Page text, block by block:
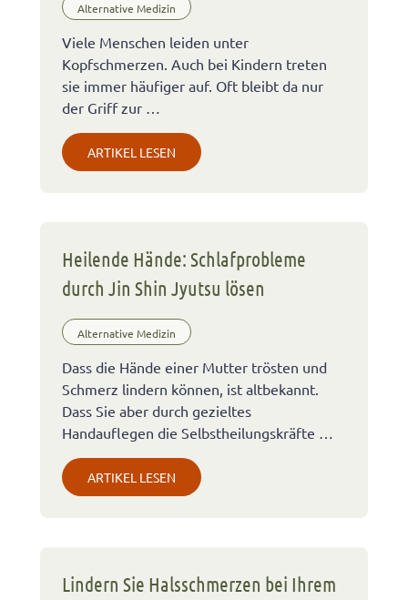
Alternative Medizin
Viele Menschen leiden unter
Kopfschmerzen. Auch bei Kindern treten
sie immer häufiger auf. Oft bleibt da nur
der Griff zur …
ARTIKEL LESEN
Heilende Hände: Schlafprobleme
durch Jin Shin Jyutsu lösen
Alternative Medizin
Dass die Hände einer Mutter trösten und
Schmerz lindern können, ist altbekannt.
Dass Sie aber durch gezieltes
Handauflegen die Selbstheilungskräfte …
ARTIKEL LESEN
Lindern Sie Halsschmerzen bei Ihrem